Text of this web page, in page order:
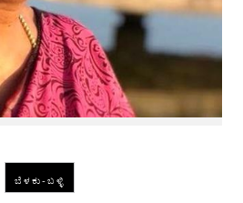
ಬೆಳಕು-ಬಳ್ಳಿ